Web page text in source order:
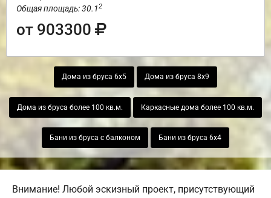
Общая площадь: 30.12
от 903300
Дома из бруса 6х5 Дома из бруса 8х9
Дома из бруса более 100 кв.м. Каркасные дома более 100 кв.м.
Бани из бруса с балконом Бани из бруса 6х4
Внимание! Любой эскизный проект, присутствующий